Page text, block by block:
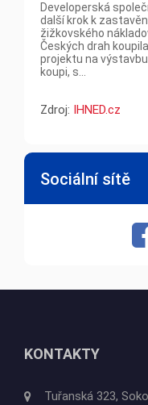
Developerská
další krok k
žižkovského
Českých drah
projektu na
koupi, s...
Zdroj: IHNED.cz
Sociální sítě
KONTAKTY
Tuřanská 323,